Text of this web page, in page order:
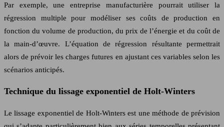
Par exemple, une entreprise manufacturière pourrait utiliser la
régression multiple pour modéliser ses coûts de production en
fonction du volume de production, du prix de l’énergie et du coût de
la main-d’œuvre. L’équation de régression résultante permettrait
alors de prévoir les charges futures en ajustant ces variables selon les
scénarios anticipés.
Technique du lissage exponentiel de Holt-Winters
Le lissage exponentiel de Holt-Winters est une méthode de prévision